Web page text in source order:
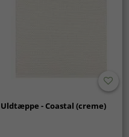
Uldtæppe - Coastal (creme)